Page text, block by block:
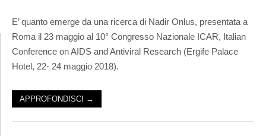
E’ quanto emerge da una ricerca di Nadir Onlus, presentata a
Roma il 23 maggio al 10° Congresso Nazionale ICAR, Italian
Conference on AIDS and Antiviral Research (Ergife Palace
Hotel, 22- 24 maggio 2018).
APPROFONDISCI →